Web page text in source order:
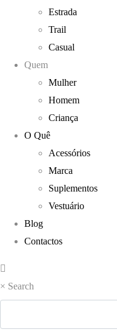
Estrada
Trail
Casual
Quem
Mulher
Homem
Criança
O Quê
Acessórios
Marca
Suplementos
Vestuário
Blog
Contactos
× Search